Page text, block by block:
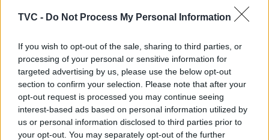
TVC - Do Not Process My Personal Information
If you wish to opt-out of the sale, sharing to third parties, or
processing of your personal or sensitive information for
targeted advertising by us, please use the below opt-out
section to confirm your selection. Please note that after your
opt-out request is processed you may continue seeing
interest-based ads based on personal information utilized by
us or personal information disclosed to third parties prior to
your opt-out. You may separately opt-out of the further
convidada na UCP e diretora do Centro de
do Porto).
No dia seguinte, dia 14 de janeiro (16h30), será a
inauguração do primeiro módulo de exposições
individuais: Pedro Cabrita Reis (CAA), Inês Teles
(Salão de Chá) e Nuno Sousa Vieira (ESTGA-UA e
Sala Polivalente da BMMA).